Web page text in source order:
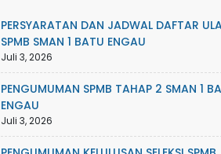
PERSYARATAN DAN JADWAL DAFTAR
SPMB SMAN 1 BATU ENGAU
Juli 3, 2026
PENGUMUMAN SPMB TAHAP 2 SMAN 1
ENGAU
Juli 3, 2026